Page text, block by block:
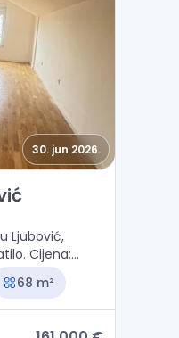
30. jun 2026.
Ljubović
Ljubović,
Cijena:
68 m²